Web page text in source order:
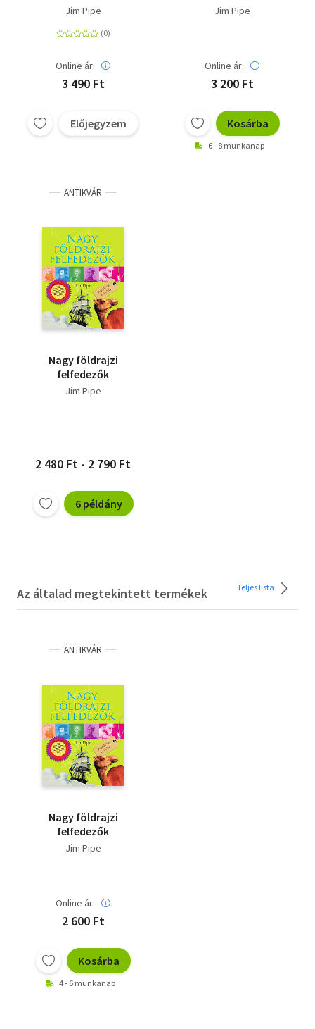
Jim Pipe
Online ár:
3 490 Ft
Előjegyzem
Corsairs
Jim Pipe
Online ár:
3 200 Ft
Kosárba
6 - 8 munkanap
ANTIKVÁR
Nagy földrajzi
felfedezők
Jim Pipe
2 480 Ft - 2 790 Ft
6 példány
Az általad megtekintett termékek Teljes lista
ANTIKVÁR
Nagy földrajzi
felfedezők
Jim Pipe
Online ár:
2 600 Ft
Kosárba
4 - 6 munkanap